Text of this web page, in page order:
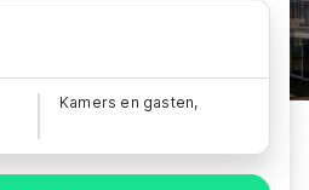
Kamers en gasten,